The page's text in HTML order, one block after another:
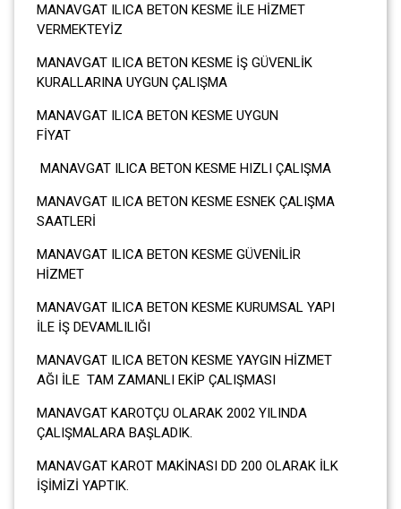
MANAVGAT ILICA BETON KESME İLE HİZMET
VERMEKTEYİZ
MANAVGAT ILICA BETON KESME İŞ GÜVENLİK
KURALLARINA UYGUN ÇALIŞMA
MANAVGAT ILICA BETON KESME UYGUN
FİYAT
MANAVGAT ILICA BETON KESME HIZLI ÇALIŞMA
MANAVGAT ILICA BETON KESME ESNEK ÇALIŞMA
SAATLERİ
MANAVGAT ILICA BETON KESME GÜVENİLİR
HİZMET
MANAVGAT ILICA BETON KESME KURUMSAL YAPI
İLE İŞ DEVAMLILIĞI
MANAVGAT ILICA BETON KESME YAYGIN HİZMET
AĞI İLE TAM ZAMANLI EKİP ÇALIŞMASI
MANAVGAT KAROTÇU OLARAK 2002 YILINDA
ÇALIŞMALARA BAŞLADIK.
MANAVGAT KAROT MAKİNASI DD 200 OLARAK İLK
İŞİMİZİ YAPTIK.